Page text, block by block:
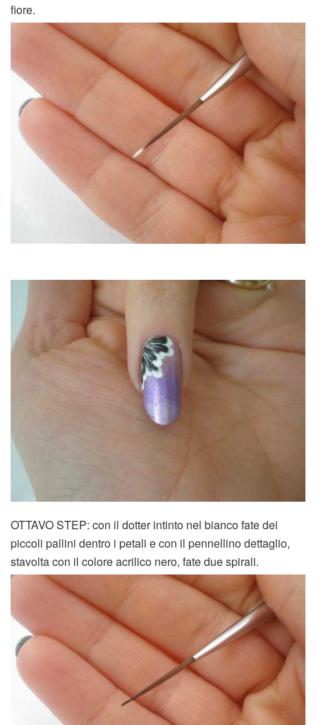
fiore.
OTTAVO STEP: con il dotter intinto nel bianco fate dei
piccoli pallini dentro i petali e con il pennellino dettaglio,
stavolta con il colore acrilico nero, fate due spirali.